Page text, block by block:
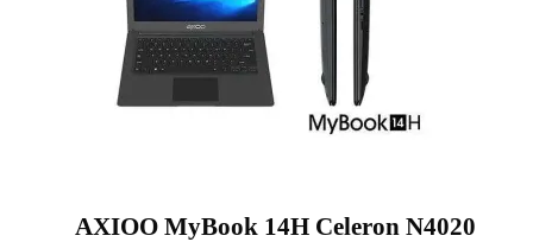
AXIOO MyBook 14H Celeron N4020